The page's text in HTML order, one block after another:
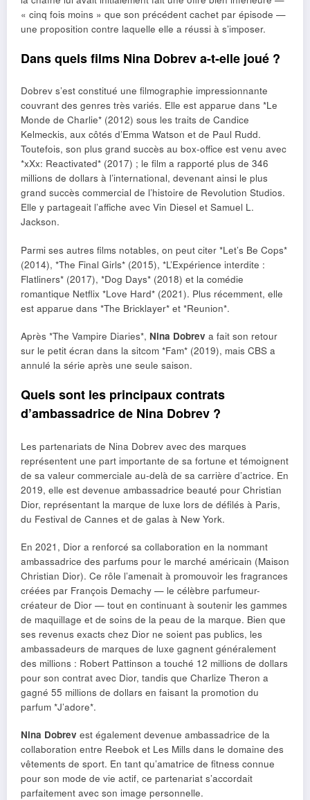
« cinq fois moins » que son précédent cachet par épisode —
une proposition contre laquelle elle a réussi à s’imposer.
Dans quels films Nina Dobrev a-t-elle joué ?
Dobrev s’est constitué une filmographie impressionnante
couvrant des genres très variés. Elle est apparue dans *Le
Monde de Charlie* (2012) sous les traits de Candice
Kelmeckis, aux côtés d’Emma Watson et de Paul Rudd.
Toutefois, son plus grand succès au box-office est venu avec
*xXx: Reactivated* (2017) ; le film a rapporté plus de 346
millions de dollars à l’international, devenant ainsi le plus
grand succès commercial de l’histoire de Revolution Studios.
Elle y partageait l’affiche avec Vin Diesel et Samuel L.
Jackson.
Parmi ses autres films notables, on peut citer *Let’s Be Cops*
(2014), *The Final Girls* (2015), *L’Expérience interdite :
Flatliners* (2017), *Dog Days* (2018) et la comédie
romantique Netflix *Love Hard* (2021). Plus récemment, elle
est apparue dans *The Bricklayer* et *Reunion*.
Après *The Vampire Diaries*, Nina Dobrev a fait son retour
sur le petit écran dans la sitcom *Fam* (2019), mais CBS a
annulé la série après une seule saison.
Quels sont les principaux contrats
d’ambassadrice de Nina Dobrev ?
Les partenariats de Nina Dobrev avec des marques
représentent une part importante de sa fortune et témoignent
de sa valeur commerciale au-delà de sa carrière d’actrice. En
2019, elle est devenue ambassadrice beauté pour Christian
Dior, représentant la marque de luxe lors de défilés à Paris,
du Festival de Cannes et de galas à New York.
En 2021, Dior a renforcé sa collaboration en la nommant
ambassadrice des parfums pour le marché américain (Maison
Christian Dior). Ce rôle l’amenait à promouvoir les fragrances
créées par François Demachy — le célèbre parfumeur-
créateur de Dior — tout en continuant à soutenir les gammes
de maquillage et de soins de la peau de la marque. Bien que
ses revenus exacts chez Dior ne soient pas publics, les
ambassadeurs de marques de luxe gagnent généralement
des millions : Robert Pattinson a touché 12 millions de dollars
pour son contrat avec Dior, tandis que Charlize Theron a
gagné 55 millions de dollars en faisant la promotion du
parfum *J’adore*.
Nina Dobrev est également devenue ambassadrice de la
collaboration entre Reebok et Les Mills dans le domaine des
vêtements de sport. En tant qu’amatrice de fitness connue
pour son mode de vie actif, ce partenariat s’accordait
parfaitement avec son image personnelle.